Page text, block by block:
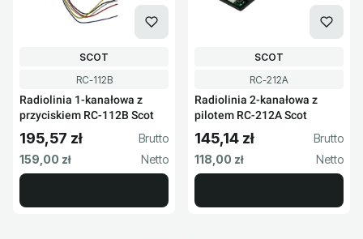
Kod produktu
RC-112B
Radiolinia 1-kanałowa z
przyciskiem RC-112B Scot
PRODUCENT
SCOT
Cena brutto
195,57 zł
Cena netto
159,00 zł
Kod produktu
RC-212A
Radiolinia 2-kanałowa z
pilotem RC-212A Scot
PRODUCENT
SCOT
Cena brutto
145,14 zł
Cena netto
118,00 zł